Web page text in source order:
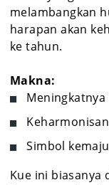
melambangkan
harapan akan
ke tahun.
Makna:
Simbol
Kue ini biasanya